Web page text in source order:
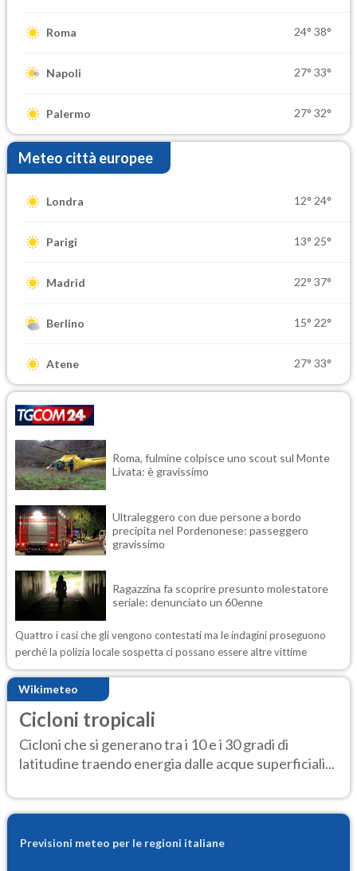
Roma 24° 38°
Napoli 27° 33°
Palermo 27° 32°
Meteo città europee
Londra 12° 24°
Parigi 13° 25°
Madrid 22° 37°
Berlino 15° 22°
Atene 27° 33°
Roma, fulmine colpisce uno scout sul Monte
Livata: è gravissimo
Ultraleggero con due persone a bordo
precipita nel Pordenonese: passeggero
gravissimo
Ragazzina fa scoprire presunto molestatore
seriale: denunciato un 60enne
Quattro i casi che gli vengono contestati ma le indagini proseguono
perché la polizia locale sospetta ci possano essere altre vittime
Wikimeteo
Cicloni tropicali
Cicloni che si generano tra i 10 e i 30 gradi di
latitudine traendo energia dalle acque superficiali...
Previsioni meteo per le regioni italiane